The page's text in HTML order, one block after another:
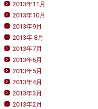
2013年11月
2013年10月
2013年9月
2013年 8月
2013年7月
2013年6月
2013年5月
2013年4月
2013年3月
2013年2月